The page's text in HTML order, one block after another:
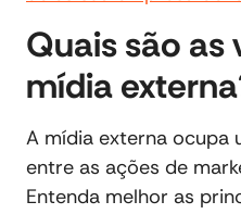
Quais são as
mídia
A mídia externa ocupa
entre as ações de
Entenda melhor as